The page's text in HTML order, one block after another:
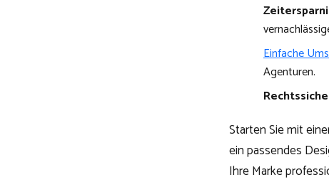
Einfache
Agenturen.
Starten Sie mit
ein passendes
Ihre Marke